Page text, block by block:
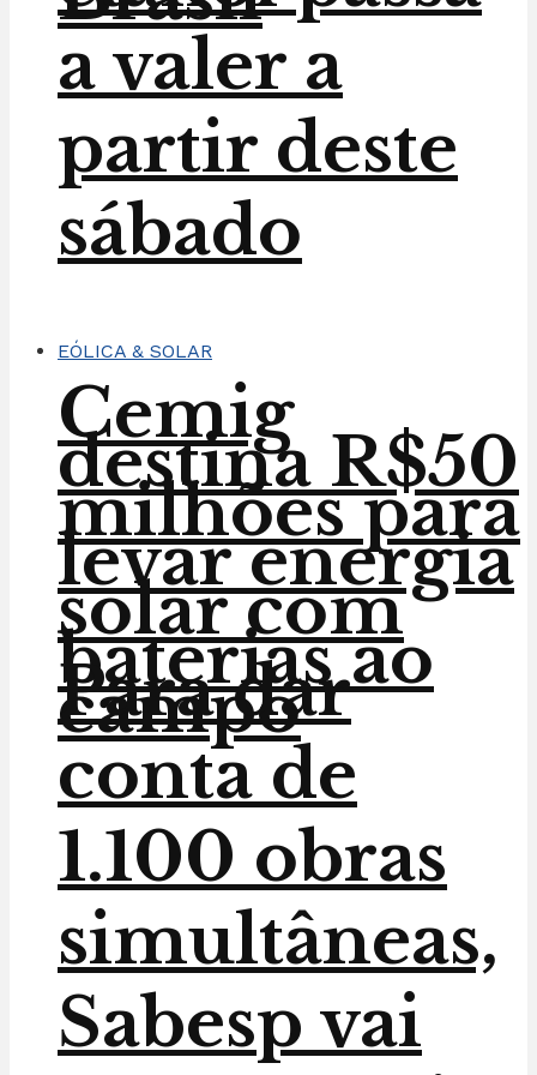
Cemig
destina R$50
milhões para
levar energia
solar com
baterias ao
campo
a valer a
partir deste
sábado
EÓLICA & SOLAR
Para dar
conta de
1.100 obras
simultâneas,
Sabesp vai